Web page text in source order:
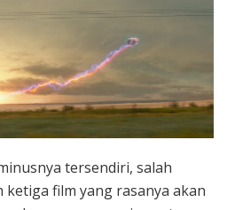
tersendiri, salah
film yang rasanya akan